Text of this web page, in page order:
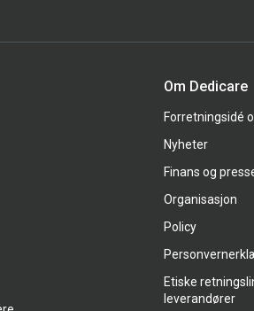
Om Dedicare
Forretningsidé
Nyheter
Finans og
Organisasjon
Policy
Etiske
leverandører